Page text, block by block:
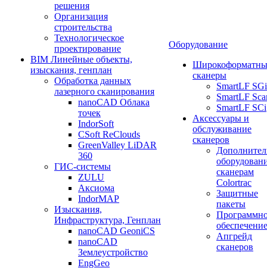
решения
Организация
строительства
Технологическое
проектирование
BIM Линейные объекты,
изыскания, генплан
Обработка данных
лазерного сканирования
nanoCAD Облака
точек
IndorSoft
CSoft ReClouds
GreenValley LiDAR
360
ГИС-системы
ZULU
Аксиома
IndorMAP
Изыскания,
Инфраструктура, Генплан
nanoCAD GeoniCS
nanoCAD
Землеустройство
EngGeo
Оборудование
сканеры
SmartLF SGi
SmartLF
SmartLF SCi
Аксессуары и
обслуживание
сканеров
сканерам
Colortrac
Защитные
пакеты
обеспечение
Апгрейд
сканеров